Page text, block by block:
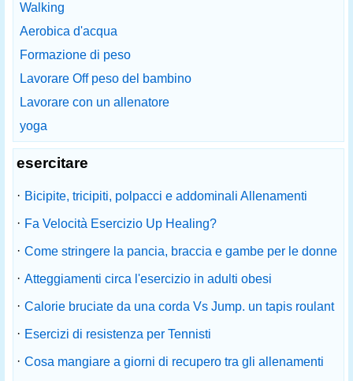
Walking
Aerobica d'acqua
Formazione di peso
Lavorare Off peso del bambino
Lavorare con un allenatore
yoga
esercitare
· Bicipite, tricipiti, polpacci e addominali Allenamenti
· Fa Velocità Esercizio Up Healing?
· Come stringere la pancia, braccia e gambe per le donne
· Atteggiamenti circa l'esercizio in adulti obesi
· Calorie bruciate da una corda Vs Jump. un tapis roulant
· Esercizi di resistenza per Tennisti
· Cosa mangiare a giorni di recupero tra gli allenamenti